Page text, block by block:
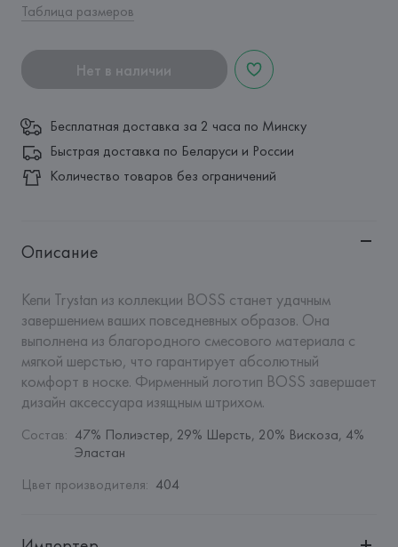
Таблица размеров
Нет в наличии
Бесплатная доставка за 2 часа по Минску
Быстрая доставка по Беларуси и России
Количество товаров без ограничений
Описание
Кепи Trystan из коллекции BOSS станет удачным
завершением ваших повседневных образов. Она
выполнена из благородного смесового материала с
мягкой шерстью, что гарантирует абсолютный
комфорт в носке. Фирменный логотип BOSS завершает
дизайн аксессуара изящным штрихом.
Состав: 47% Полиэстер, 29% Шерсть, 20% Вискоза, 4%
Эластан
Цвет производителя: 404